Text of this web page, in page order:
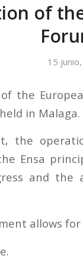
of
15
the
held in Malaga.
the
Ensa
and the
allows